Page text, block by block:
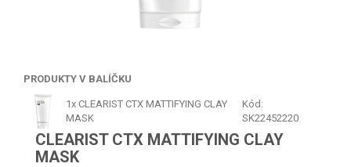
PRODUKTY V BALÍČKU
1x CLEARIST CTX MATTIFYING CLAY
MASK
Kód:
SK22452220
CLEARIST CTX MATTIFYING CLAY
MASK